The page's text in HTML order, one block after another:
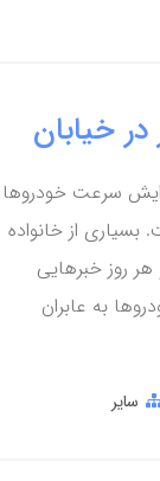
خیابان
سرعت خودروها
از خانواده
روز خبرهایی
به عابران
سایر